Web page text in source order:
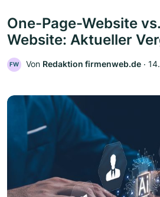
One-Page-Website
Website: Aktueller
FW Von Redaktion firmenweb.de ‧